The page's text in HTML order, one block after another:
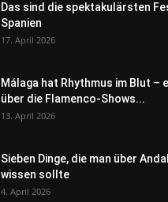
Das sind die spektakulärsten
Spanien
17. April 2026
Málaga hat Rhythmus im Blut –
über die Flamenco-Shows...
13. April 2026
Sieben Dinge, die man über
wissen sollte
4. April 2026